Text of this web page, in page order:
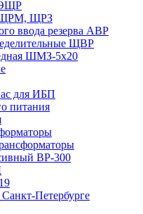
ЭЩР
ЩРМ, ЩРЗ
ввода резерва АВР
ЩВР
ШМЗ-5х20
для ИБП
питания
ВР-300
Петербурге